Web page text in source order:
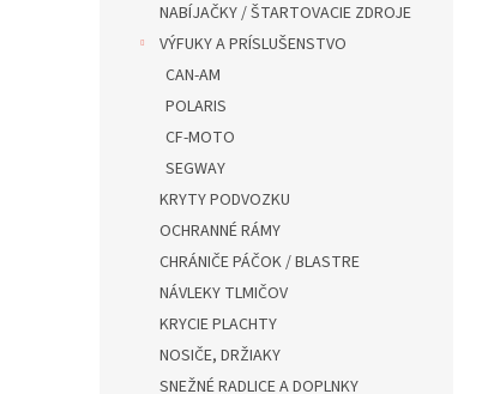
NABÍJAČKY / ŠTARTOVACIE ZDROJE
VÝFUKY A PRÍSLUŠENSTVO
CAN-AM
POLARIS
CF-MOTO
SEGWAY
KRYTY PODVOZKU
OCHRANNÉ RÁMY
CHRÁNIČE PÁČOK / BLASTRE
NÁVLEKY TLMIČOV
KRYCIE PLACHTY
NOSIČE, DRŽIAKY
SNEŽNÉ RADLICE A DOPLNKY